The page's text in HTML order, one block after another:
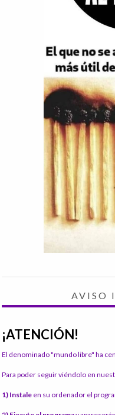
AVISO
¡ATENCIÓN!
El denominado "mundo libre" ha
Para poder seguir viéndolo en
1) Instale en su ordenador el